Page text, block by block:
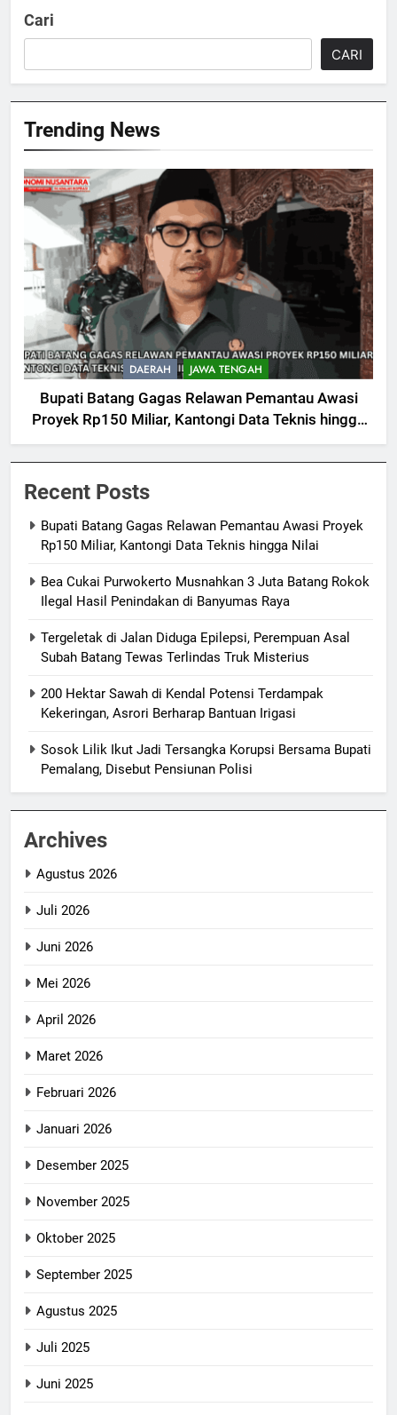
Cari
CARI
Trending News
DAERAH JAWA TENGAH
Bupati Batang Gagas Relawan Pemantau Awasi
Proyek Rp150 Miliar, Kantongi Data Teknis hingga
Nilai
Recent Posts
Bupati Batang Gagas Relawan Pemantau Awasi Proyek
Rp150 Miliar, Kantongi Data Teknis hingga Nilai
Bea Cukai Purwokerto Musnahkan 3 Juta Batang Rokok
Ilegal Hasil Penindakan di Banyumas Raya
Tergeletak di Jalan Diduga Epilepsi, Perempuan Asal
Subah Batang Tewas Terlindas Truk Misterius
200 Hektar Sawah di Kendal Potensi Terdampak
Kekeringan, Asrori Berharap Bantuan Irigasi
Sosok Lilik Ikut Jadi Tersangka Korupsi Bersama Bupati
Pemalang, Disebut Pensiunan Polisi
Archives
Agustus 2026
Juli 2026
Juni 2026
Mei 2026
April 2026
Maret 2026
Februari 2026
Januari 2026
Desember 2025
November 2025
Oktober 2025
September 2025
Agustus 2025
Juli 2025
Juni 2025